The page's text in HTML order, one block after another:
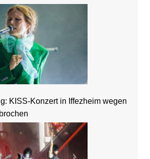
Neckar
KISS-Konzert in Iffezheim wegen